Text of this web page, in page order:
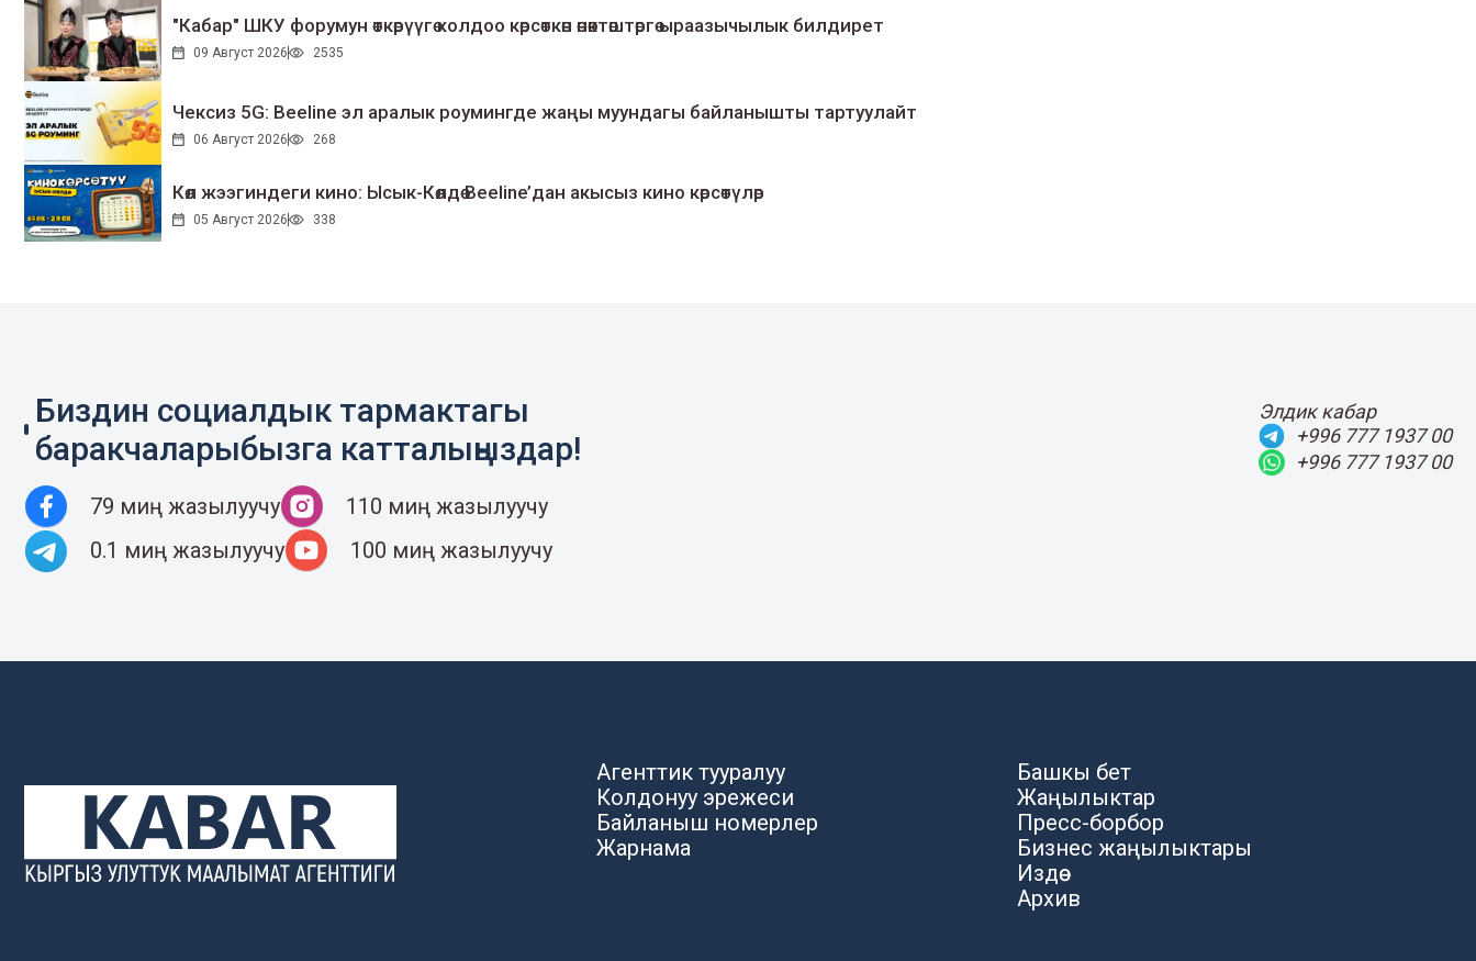
"Кабар" ШКУ форумун өткөрүүгө колдоо көрсөткөн өнөктөштөргө ыраазычылык билдирет
09 Август 2026 2535
Чексиз 5G: Beeline эл аралык роумингде жаңы муундагы байланышты тартуулайт
06 Август 2026 268
Көл жээгиндеги кино: Ысык-Көлдө Beeline’дан акысыз кино көрсөтүлөр
05 Август 2026 338
Биздин социалдык тармактагы
баракчаларыбызга катталыңыздар!
79 миң жазылуучу
110 миң жазылуучу
0.1 миң жазылуучу
100 миң жазылуучу
Элдик кабар
+996 777 1937 00
+996 777 1937 00
Агенттик тууралуу
Колдонуу эрежеси
Байланыш номерлер
Жарнама
Башкы бет
Жаңылыктар
Пресс-борбор
Бизнес жаңылыктары
Издөө
Архив